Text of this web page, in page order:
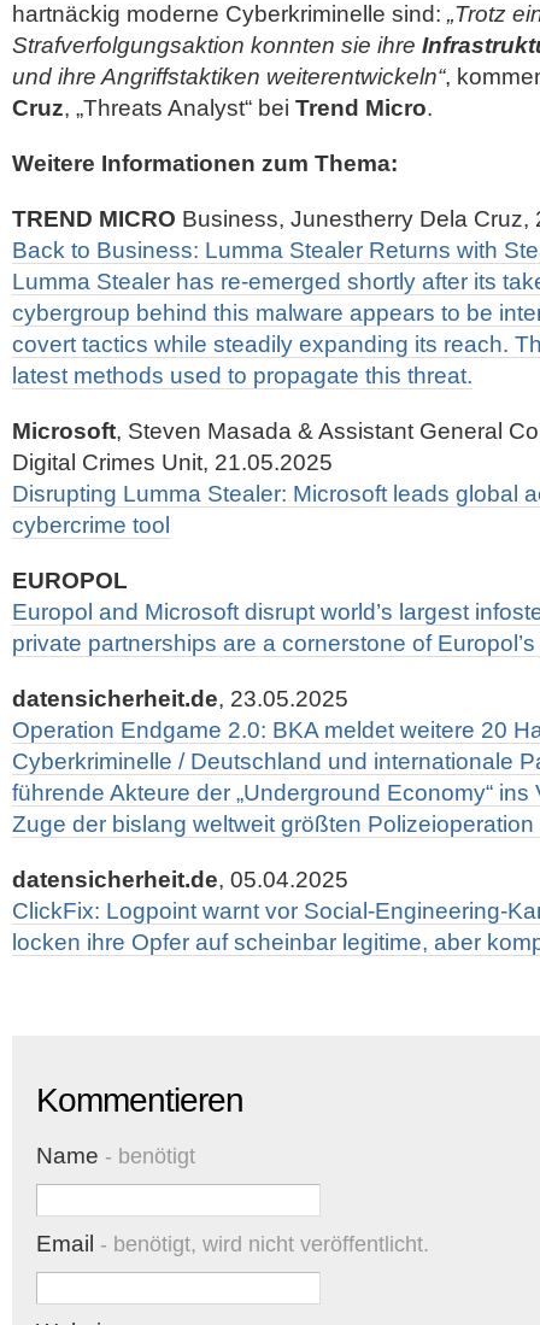
hartnäckig moderne Cyberkriminelle sind: „Trotz
Strafverfolgungsaktion konnten sie ihre
und ihre Angriffstaktiken weiterentwickeln“,
Cruz, „Threats Analyst“ bei Trend Micro.
Weitere Informationen zum Thema:
TREND MICRO Business, Junestherry Dela Cruz,
Back to Business: Lumma Stealer Returns with
Lumma Stealer has re-emerged shortly after its
cybergroup behind this malware appears to be
covert tactics while steadily expanding its reach.
latest methods used to propagate this threat.
Microsoft, Steven Masada & Assistant General
Digital Crimes Unit, 21.05.2025
Disrupting Lumma Stealer: Microsoft leads global
cybercrime tool
EUROPOL
Europol and Microsoft disrupt world’s largest
private partnerships are a cornerstone of
datensicherheit.de, 23.05.2025
Operation Endgame 2.0: BKA meldet weitere 20
Cyberkriminelle / Deutschland und internationale
führende Akteure der „Underground Economy“
Zuge der bislang weltweit größten
datensicherheit.de, 05.04.2025
ClickFix: Logpoint warnt vor Social-Engineering-
locken ihre Opfer auf scheinbar legitime, aber
Kommentieren
Name - benötigt
Email - benötigt, wird nicht veröffentlicht.